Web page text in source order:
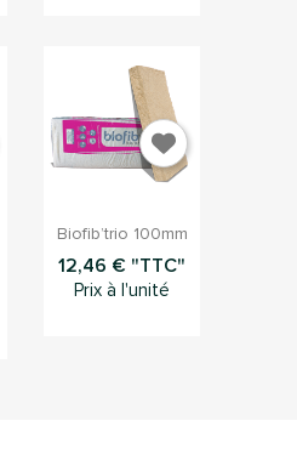
Aperçu rapide
Biofib’trio 100mm
12,46 € "TTC"
Prix à l'unité